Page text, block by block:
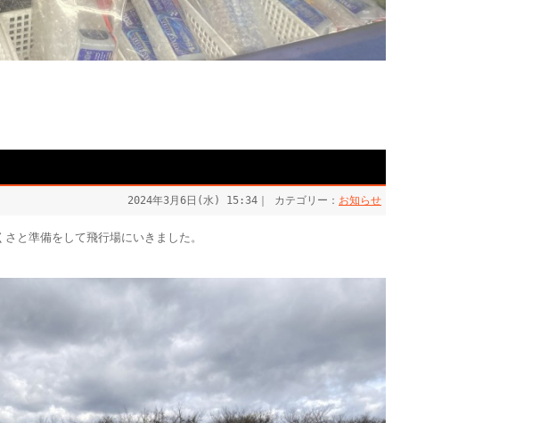
2024年3月6日(水) 15:34｜ カテゴリー： お知らせ
と準備をして飛行場にいきました。